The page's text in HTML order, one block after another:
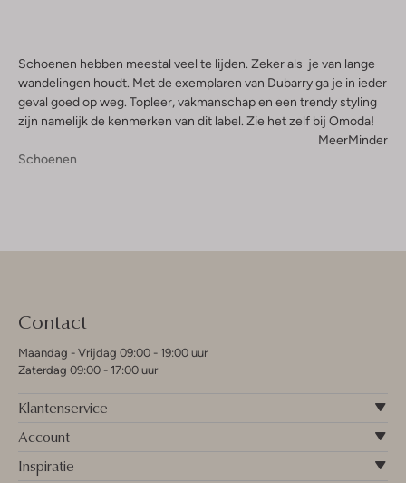
Schoenen hebben meestal veel te lijden. Zeker als je van lange
wandelingen houdt. Met de exemplaren van Dubarry ga je in ieder
geval goed op weg. Topleer, vakmanschap en een trendy styling
zijn namelijk de kenmerken van dit label. Zie het zelf bij Omoda!
MeerMinder
Schoenen
Contact
Maandag - Vrijdag 09:00 - 19:00 uur
Zaterdag 09:00 - 17:00 uur
Klantenservice
Account
Inspiratie